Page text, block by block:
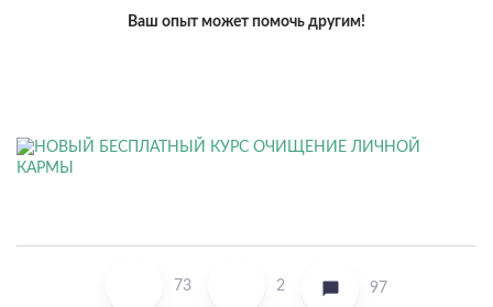
Ваш опыт может помочь другим!
73 2 97